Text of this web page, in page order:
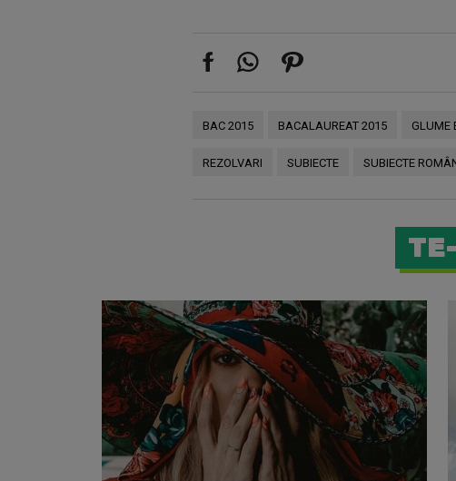
BAC 2015 BACALAUREAT 2015 GLUME
REZOLVARI SUBIECTE SUBIECTE